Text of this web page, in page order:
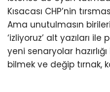
Kısacası CHP’nin
Ama unutulmasın
‘izliyoruz’ alt yazıları
yeni senaryolar
bilmek ve değip tırnak,